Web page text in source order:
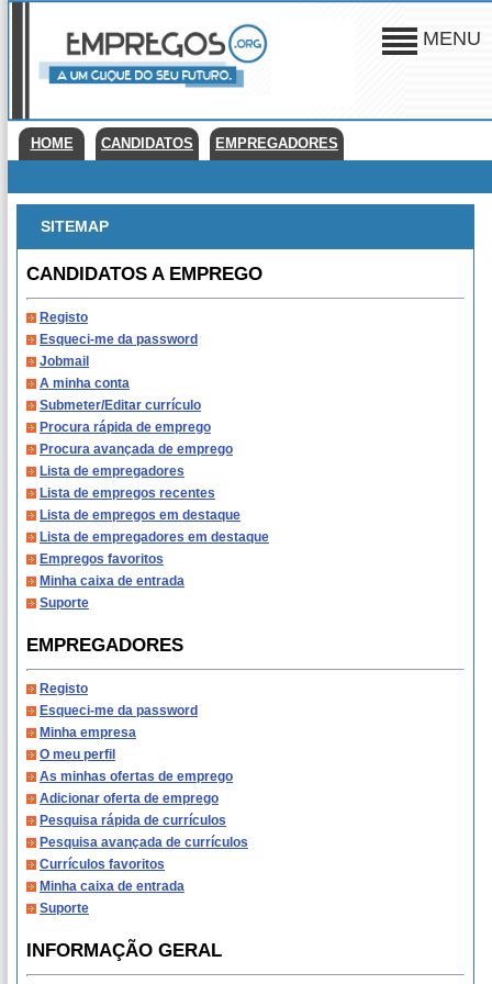
MENU
HOME CANDIDATOS EMPREGADORES
SITEMAP
CANDIDATOS A EMPREGO
Registo
Esqueci-me da password
Jobmail
A minha conta
Submeter/Editar currículo
Procura rápida de emprego
Procura avançada de emprego
Lista de empregadores
Lista de empregos recentes
Lista de empregos em destaque
Lista de empregadores em destaque
Empregos favoritos
Minha caixa de entrada
Suporte
EMPREGADORES
Registo
Esqueci-me da password
Minha empresa
O meu perfil
As minhas ofertas de emprego
Adicionar oferta de emprego
Pesquisa rápida de currículos
Pesquisa avançada de currículos
Currículos favoritos
Minha caixa de entrada
Suporte
INFORMAÇÃO GERAL